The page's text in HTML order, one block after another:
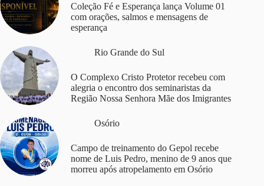
Coleção Fé e Esperança lança Volume 01
com orações, salmos e mensagens de
esperança
Rio Grande do Sul
O Complexo Cristo Protetor recebeu com
alegria o encontro dos seminaristas da
Região Nossa Senhora Mãe dos Imigrantes
Osório
Campo de treinamento do Gepol recebe
nome de Luis Pedro, menino de 9 anos que
morreu após atropelamento em Osório